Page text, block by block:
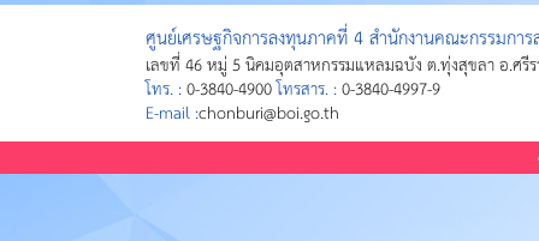
ศูนย์เศรษฐกิจการลงทุนภาคที่ 4 สำนักงานคณะกรรมการ
เลขที่ 46 หมู่ 5 นิคมอุตสาหกรรมแหลมฉบัง ต.ทุ่งสุขลา อ.ศรี
โทร. :0-3840-4900โทรสาร. :0-3840-4997-9
E-mail :chonburi@boi.go.th